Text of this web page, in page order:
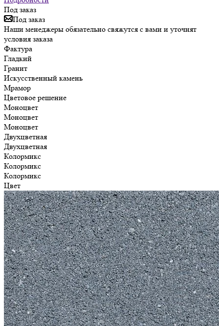
Под заказ
Под заказ
Наши менеджеры обязательно свяжутся с вами и уточнят
условия заказа
Фактура
Гладкий
Гранит
Искусственный камень
Мрамор
Цветовое решение
Моноцвет
Моноцвет
Моноцвет
Двухцветная
Двухцветная
Колормикс
Колормикс
Колормикс
Цвет